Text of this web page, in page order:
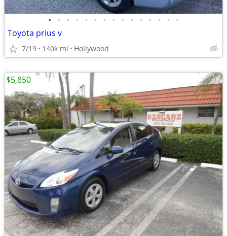
• • • • • • • • • • • • • • •
Toyota prius v
7/19 140k mi Hollywood
$5,850